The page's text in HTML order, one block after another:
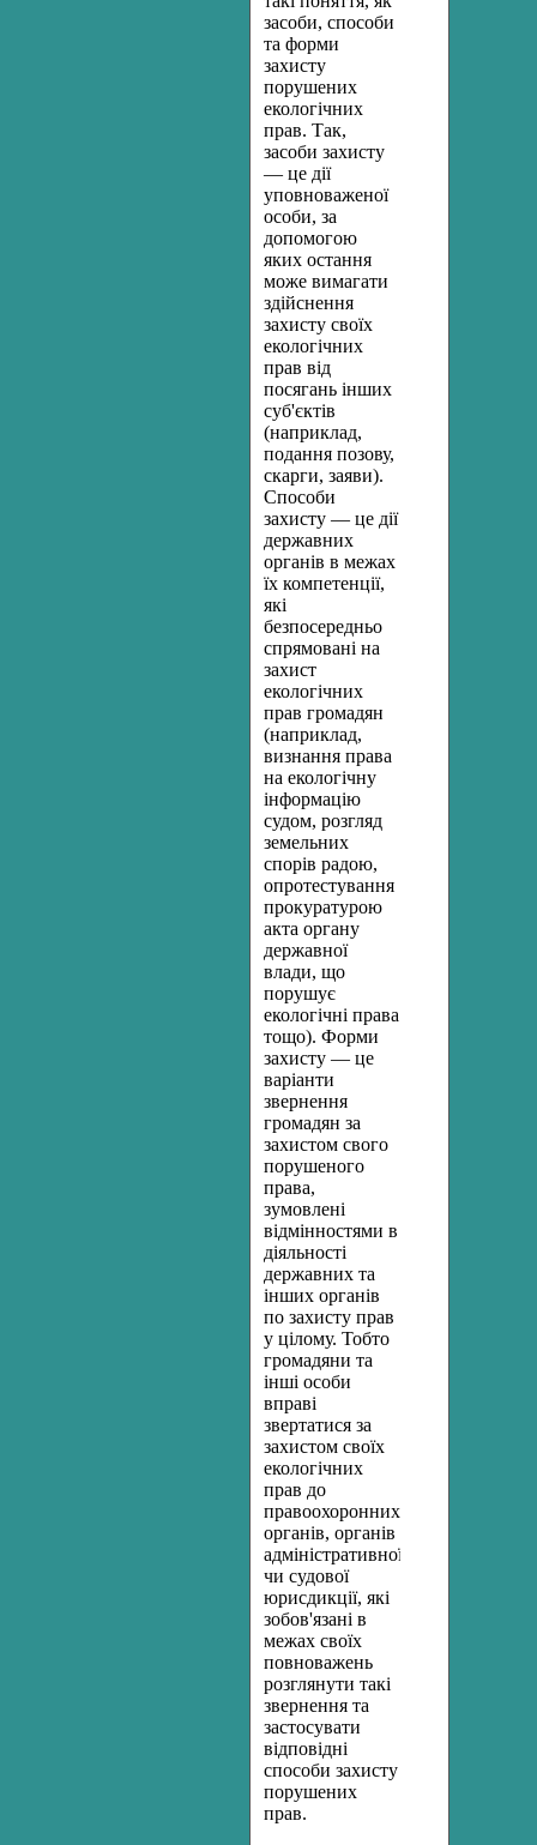
засоби, способи
та форми
захисту
порушених
екологічних
прав. Так,
засоби захисту
— це дії
уповноваженої
особи, за
допомогою
яких остання
може вимагати
здійснення
захисту своїх
екологічних
прав від
посягань інших
суб'єктів
(наприклад,
подання позову,
скарги, заяви).
Способи
захисту — це дії
державних
органів в межах
їх компетенції,
які
безпосередньо
спрямовані на
захист
екологічних
прав громадян
(наприклад,
визнання права
на екологічну
інформацію
судом, розгляд
земельних
спорів радою,
опротестування
прокуратурою
акта органу
державної
влади, що
порушує
екологічні права
тощо). Форми
захисту — це
варіанти
звернення
громадян за
захистом свого
порушеного
права,
зумовлені
відмінностями в
діяльності
державних та
інших органів
по захисту прав
у цілому. Тобто
громадяни та
інші особи
вправі
звертатися за
захистом своїх
екологічних
прав до
правоохоронних
органів, органів
адміністративної
чи судової
юрисдикції, які
зобов'язані в
межах своїх
повноважень
розглянути такі
звернення та
застосувати
відповідні
способи захисту
порушених
прав.